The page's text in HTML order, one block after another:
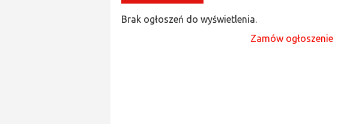
Brak ogłoszeń do wyświetlenia.
Zamów ogłoszenie